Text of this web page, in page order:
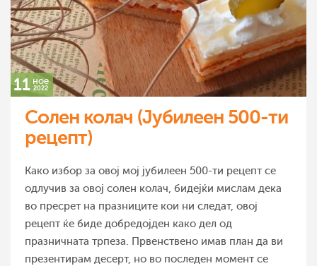
11 ное
2022
Солен колач (Јубилеен 500-ти
рецепт)
Како избор за овој мој јубилеен 500-ти рецепт се
одлучив за овој солен колач, бидејќи мислам дека
во пресрет на празниците кои ни следат, овој
рецепт ќе биде добредојден како дел од
празничната трпеза. Првенствено имав план да ви
презентирам десерт, но во последен момент се